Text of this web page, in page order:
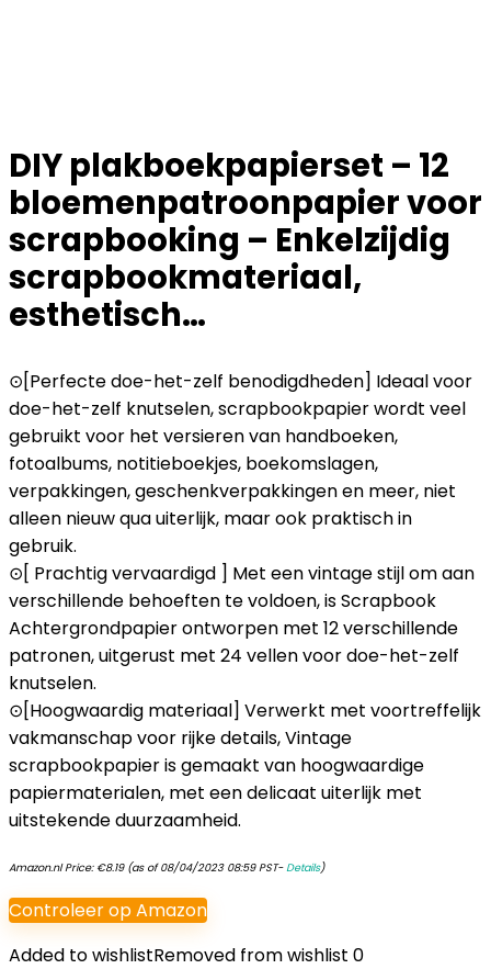
DIY plakboekpapierset – 12
bloemenpatroonpapier voor
scrapbooking – Enkelzijdig
scrapbookmateriaal,
esthetisch…
⊙[Perfecte doe-het-zelf benodigdheden] Ideaal voor
doe-het-zelf knutselen, scrapbookpapier wordt veel
gebruikt voor het versieren van handboeken,
fotoalbums, notitieboekjes, boekomslagen,
verpakkingen, geschenkverpakkingen en meer, niet
alleen nieuw qua uiterlijk, maar ook praktisch in
gebruik.
⊙[ Prachtig vervaardigd ] Met een vintage stijl om aan
verschillende behoeften te voldoen, is Scrapbook
Achtergrondpapier ontworpen met 12 verschillende
patronen, uitgerust met 24 vellen voor doe-het-zelf
knutselen.
⊙[Hoogwaardig materiaal] Verwerkt met voortreffelijk
vakmanschap voor rijke details, Vintage
scrapbookpapier is gemaakt van hoogwaardige
papiermaterialen, met een delicaat uiterlijk met
uitstekende duurzaamheid.
Amazon.nl Price: €8.19(as of 08/04/2023 08:59 PST-Details)
Controleer op Amazon
Added to wishlistRemoved from wishlist 0